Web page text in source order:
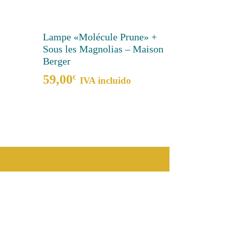
Lampe «Molécule Prune» +
Sous les Magnolias – Maison
Berger
59,00€ IVA incluido